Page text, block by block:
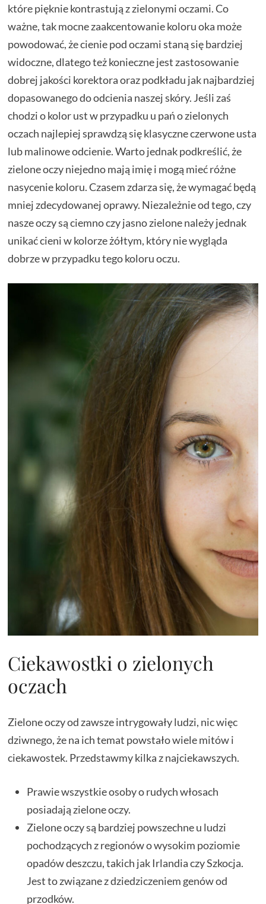
które pięknie kontrastują z zielonymi oczami. Co
ważne, tak mocne zaakcentowanie koloru oka może
powodować, że cienie pod oczami staną się bardziej
widoczne, dlatego też konieczne jest zastosowanie
dobrej jakości korektora oraz podkładu jak najbardziej
dopasowanego do odcienia naszej skóry. Jeśli zaś
chodzi o kolor ust w przypadku u pań o zielonych
oczach najlepiej sprawdzą się klasyczne czerwone usta
lub malinowe odcienie. Warto jednak podkreślić, że
zielone oczy niejedno mają imię i mogą mieć różne
nasycenie koloru. Czasem zdarza się, że wymagać będą
mniej zdecydowanej oprawy. Niezależnie od tego, czy
nasze oczy są ciemno czy jasno zielone należy jednak
unikać cieni w kolorze żółtym, który nie wygląda
dobrze w przypadku tego koloru oczu.
Ciekawostki o zielonych
oczach
Zielone oczy od zawsze intrygowały ludzi, nic więc
dziwnego, że na ich temat powstało wiele mitów i
ciekawostek. Przedstawmy kilka z najciekawszych.
Prawie wszystkie osoby o rudych włosach
posiadają zielone oczy.
Zielone oczy są bardziej powszechne u ludzi
pochodzących z regionów o wysokim poziomie
opadów deszczu, takich jak Irlandia czy Szkocja.
Jest to związane z dziedziczeniem genów od
przodków.